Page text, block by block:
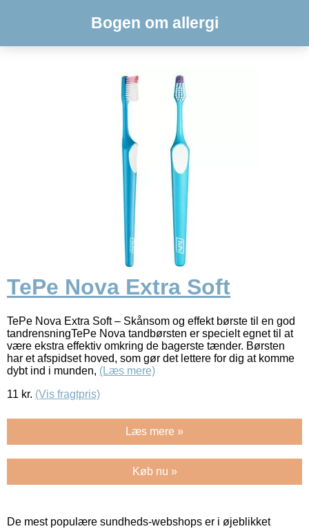
Bogen om allergi
TePe Nova Extra Soft
TePe Nova Extra Soft – Skånsom og effekt børste til en god
tandrensningTePe Nova tandbørsten er specielt egnet til at
være ekstra effektiv omkring de bagerste tænder. Børsten
har et afspidset hoved, som gør det lettere for dig at komme
dybt ind i munden, (Læs mere)
11 kr. (Vis fragtpris)
Læs mere »
Køb nu »
De mest populære sundheds-webshops er i øjeblikket